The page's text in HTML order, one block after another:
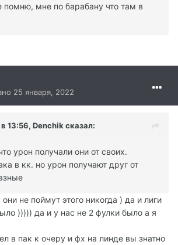
помню, мне по барабану что там в
25 января, 2022
13:56, Denchik сказал:
урон получали они от своих.
в кк. но урон получают друг от
не поймут этого никогда ) да и лиги
))))) да и у нас не 2 фулки было а я
в пак к очеру и фх на линде вы знатно